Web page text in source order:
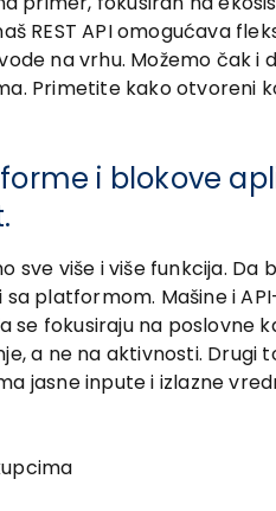
REST API omogućava
na vrhu. Možemo čak
Primetite kako otvoreni
i blokove
sve više i više funkcija.
sa platformom. Mašine i
se fokusiraju na
a ne na aktivnosti.
jasne inpute i izlazne